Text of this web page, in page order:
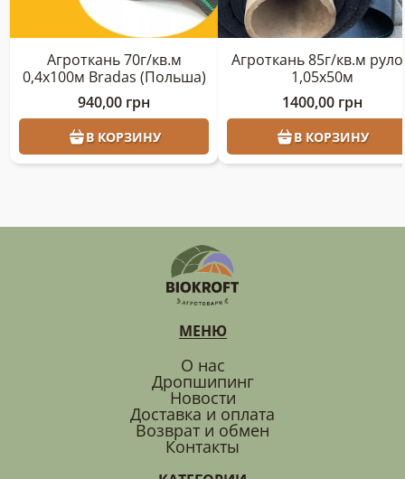
Агроткань 70г/кв.м
0,4х100м Bradas (Польша)
940,00 грн
В КОРЗИНУ
Агроткань 85г/кв.м
1,05х50м
1400,00 грн
В КОРЗИНУ
МЕНЮ
О нас
Дропшипинг
Новости
Доставка и оплата
Возврат и обмен
Контакты